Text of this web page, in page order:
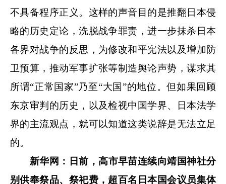
不具备程序正义。这样的声音目的是推翻日本侵
略的历史定论，洗脱战争罪责，进一步抹杀日本
各界对战争的反思，为修改和平宪法以及增加防
卫预算，推动军事扩张等制造舆论声势，谋求其
所谓“正常国家”乃至“大国”的地位。但如果回顾
东京审判的历史，以及检视中国学界、日本法学
界的主流观点，就可以知道这类说辞是无法立足
的。
新华网：日前，高市早苗连续向靖国神社分
别供奉祭品、祭祀费，超百名日本国会议员集体